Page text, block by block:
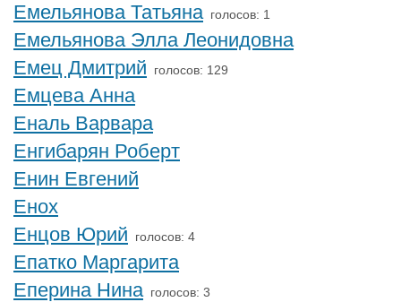
Емельянова Татьяна голосов: 1
Емельянова Элла Леонидовна
Емец Дмитрий голосов: 129
Емцева Анна
Еналь Варвара
Енгибарян Роберт
Енин Евгений
Енох
Енцов Юрий голосов: 4
Епатко Маргарита
Еперина Нина голосов: 3